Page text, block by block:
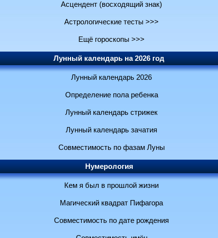
Асцендент (восходящий знак)
Астрологические тесты >>>
Ещё гороскопы >>>
Лунный календарь на 2026 год
Лунный календарь 2026
Определение пола ребенка
Лунный календарь стрижек
Лунный календарь зачатия
Совместимость по фазам Луны
Нумерология
Кем я был в прошлой жизни
Магический квадрат Пифагора
Совместимость по дате рождения